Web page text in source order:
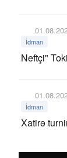
İdman
Neftçi"
İdman
Xatirə